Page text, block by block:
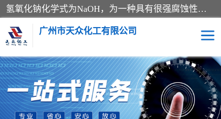
氢氧化钠化学式为NaOH，为一种具有很强腐蚀性的强碱，一般为片状或颗粒形态，易溶于水(溶于水时放热)并形成碱性溶液，另有潮解性，易吸取空气中的水蒸气(潮解)和(变质)。NaOH是化学实验室其中一种必备的化学品，亦为常见的化工品之一。纯品是无色透明的晶体。密度2.130g/cm3。熔点318.4℃。沸点1390℃。工业品含有少量的氯化和碳酸，是白色不透明的晶体。
广州市天众化工有限公司
亚硝酸钠 氢氧化钠
纯碱 硫代硫酸钠